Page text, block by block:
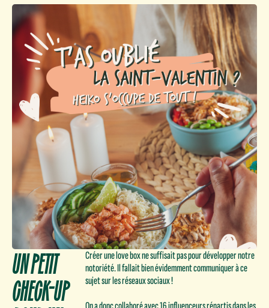
UN PETIT
CHECK-UP
Créer une love box ne suffisait pas pour développer notre
notoriété. Il fallait bien évidemment communiquer à ce
sujet sur les réseaux sociaux !